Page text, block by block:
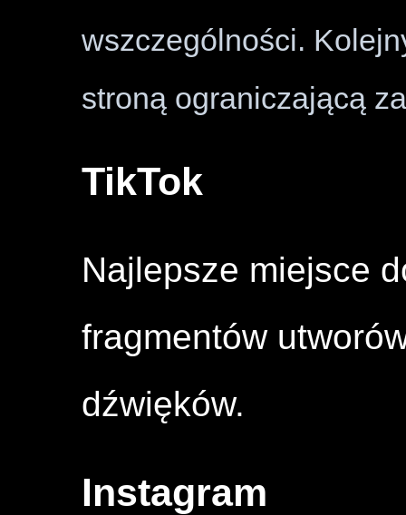
wszczególności.
stroną ograniczającą
TikTok
Najlepsze miejsce
fragmentów
dźwięków.
Instagram